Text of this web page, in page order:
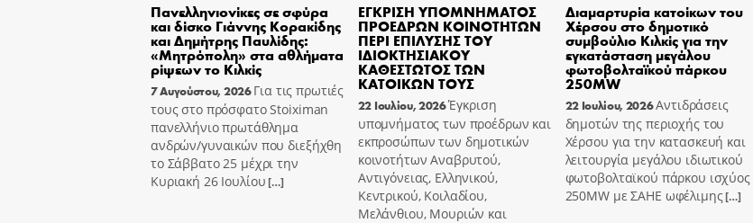
Πανελληνιονίκες σε σφύρα
και δίσκο Γιάννης Κορακίδης
και Δημήτρης Παυλίδης:
«Μητρόπολη» στα αθλήματα
ρίψεων το Κιλκίς
7 Αυγούστου, 2026Για τις πρωτιές
τους στο πρόσφατο Stoiximan
πανελλήνιο πρωτάθλημα
ανδρών/γυναικών που διεξήχθη
το Σάββατο 25 μέχρι την
Κυριακή 26 Ιουλίου[…]
ΕΓΚΡΙΣΗ ΥΠΟΜΝΗΜΑΤΟΣ
ΠΡΟΕΔΡΩΝ ΚΟΙΝΟΤΗΤΩΝ
ΠΕΡΙ ΕΠΙΛΥΣΗΣ ΤΟΥ
ΙΔΙΟΚΤΗΣΙΑΚΟΥ
ΚΑΘΕΣΤΩΤΟΣ ΤΩΝ
ΚΑΤΟΙΚΩΝ ΤΟΥΣ
22 Ιουλίου, 2026Έγκριση
υπομνήματος των προέδρων και
εκπροσώπων των δημοτικών
κοινοτήτων Αναβρυτού,
Αντιγόνειας, Ελληνικού,
Κεντρικού, Κοιλαδίου,
Μελάνθιου, Μουριών και
Διαμαρτυρία κατοίκων του
Χέρσου στο δημοτικό
συμβούλιο Κιλκίς για την
εγκατάσταση μεγάλου
φωτοβολταϊκού πάρκου
250MW
22 Ιουλίου, 2026Αντιδράσεις
δημοτών της περιοχής του
Χέρσου για την κατασκευή και
λειτουργία μεγάλου ιδιωτικού
φωτοβολταϊκού πάρκου ισχύος
250MW με ΣΑΗΕ ωφέλιμης[…]